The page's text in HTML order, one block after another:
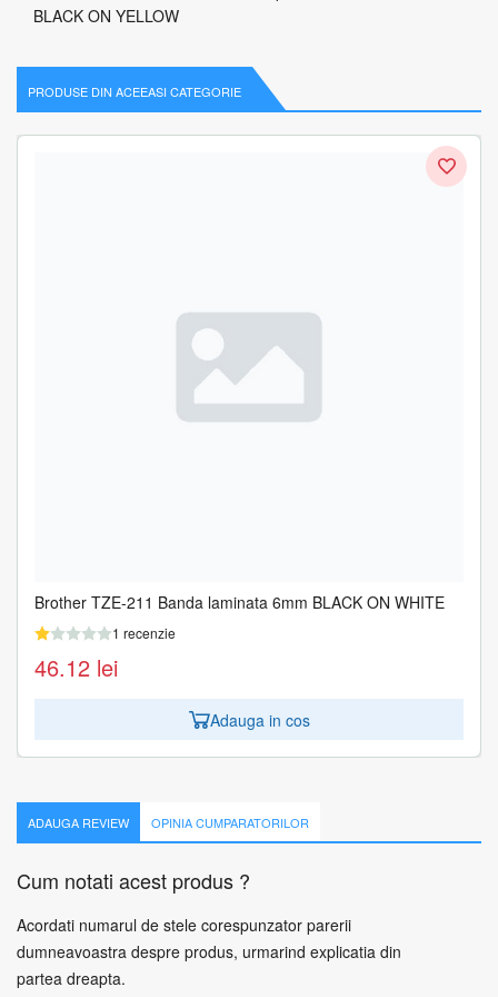
BLACK ON YELLOW
PRODUSE DIN ACEEASI CATEGORIE
Brother TZE-211 Banda laminata 6mm BLACK ON WHITE
1 recenzie
46.12 lei
Adauga in cos
ADAUGA REVIEW OPINIA CUMPARATORILOR
Cum notati acest produs ?
Acordati numarul de stele corespunzator parerii
dumneavoastra despre produs, urmarind explicatia din
partea dreapta.